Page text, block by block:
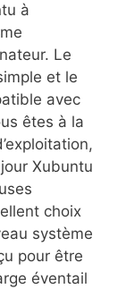
à
Le
et le
avec
êtes à la
Xubuntu
choix
système
pour être
éventail